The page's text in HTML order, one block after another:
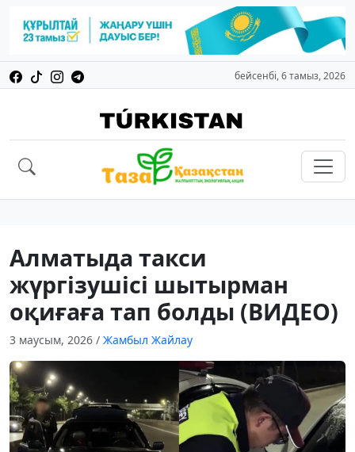
бейсенбі, 6 тамыз, 2026
Алматыда такси
жүргізушісі шытырман
оқиғаға тап болды (ВИДЕО)
3 маусым, 2026 / Жамбыл Жайлау